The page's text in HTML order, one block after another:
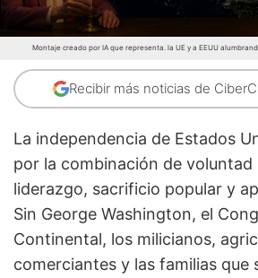
Montaje creado por IA que representa. la UE y a EEUU
Recibir más noticias de
La independencia de Estados
por la combinación de voluntad
liderazgo, sacrificio popular y
Sin George Washington, el
Continental, los milicianos,
comerciantes y las familias que